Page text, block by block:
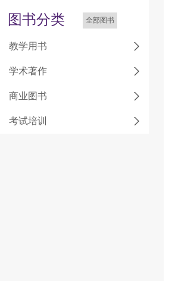
图书分类 全部图书
教学用书
学术著作
商业图书
考试培训